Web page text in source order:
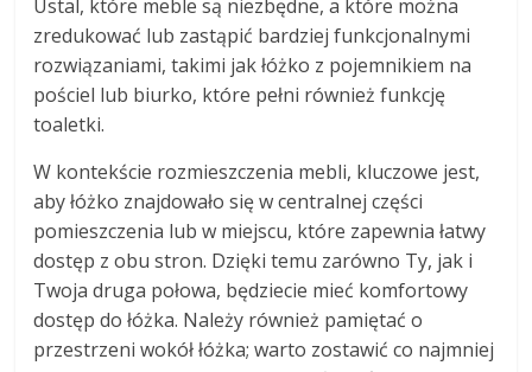
Ustal, które meble są niezbędne, a które można
zredukować lub zastąpić bardziej funkcjonalnymi
rozwiązaniami, takimi jak łóżko z pojemnikiem na
pościel lub biurko, które pełni również funkcję
toaletki.
W kontekście rozmieszczenia mebli, kluczowe jest,
aby łóżko znajdowało się w centralnej części
pomieszczenia lub w miejscu, które zapewnia łatwy
dostęp z obu stron. Dzięki temu zarówno Ty, jak i
Twoja druga połowa, będziecie mieć komfortowy
dostęp do łóżka. Należy również pamiętać o
przestrzeni wokół łóżka; warto zostawić co najmniej